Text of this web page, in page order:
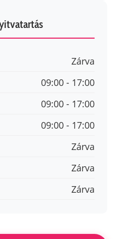
Zárva
09:00 - 17:00
09:00 - 17:00
09:00 - 17:00
Zárva
Zárva
Zárva